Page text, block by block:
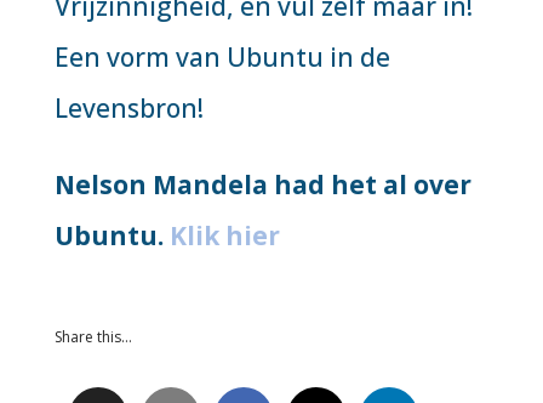
Een vorm van Ubuntu in de
Levensbron!
Nelson Mandela had het al over
Ubuntu. Klik hier
Share this…